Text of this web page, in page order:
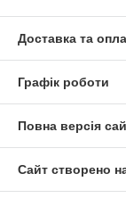
Доставка та
Графік роботи
Повна версія
Сайт створено